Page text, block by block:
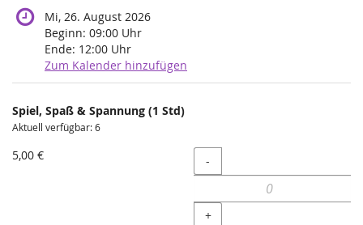
Mi, 26. August 2026
Beginn: 09:00 Uhr
Ende: 12:00 Uhr
Zum Kalender hinzufügen
Produkte
Unkategorisierte
Produkte
Spiel, Spaß & Spannung (1 Std)
Aktuell verfügbar: 6
5,00 € Menge
-
+